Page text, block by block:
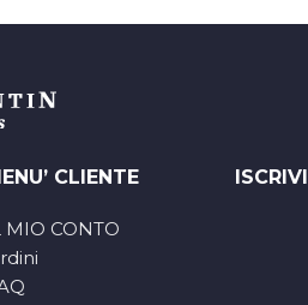
CLIENTE
MIO CONTO